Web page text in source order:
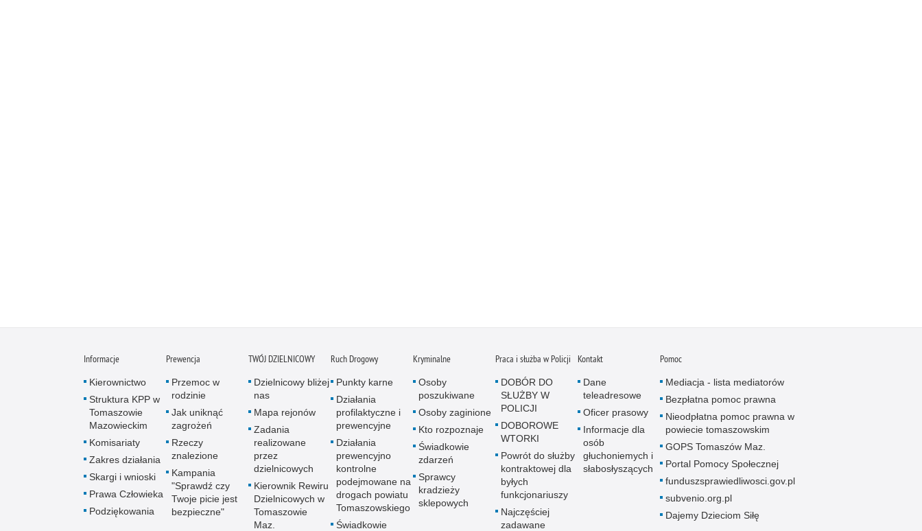
Informacje
Kierownictwo
Struktura KPP w
Tomaszowie
Mazowieckim
Komisariaty
Zakres działania
Skargi i wnioski
Prawa Człowieka
Podziękowania
Prewencja
Przemoc w
rodzinie
Jak uniknąć
zagrożeń
Rzeczy
znalezione
Kampania
"Sprawdź czy
Twoje picie jest
bezpieczne"
TWÓJ DZIELNICOWY
Dzielnicowy bliżej
nas
Mapa rejonów
Zadania
realizowane
przez
dzielnicowych
Kierownik Rewiru
Dzielnicowych w
Tomaszowie
Maz.
Ruch Drogowy
Punkty karne
Działania
profilaktyczne i
prewencyjne
Działania
prewencyjno
kontrolne
podejmowane na
drogach powiatu
Tomaszowskiego
Świadkowie
Kryminalne
Osoby
poszukiwane
Osoby zaginione
Kto rozpoznaje
Świadkowie
zdarzeń
Sprawcy
kradzieży
sklepowych
Praca i służba w Policji
DOBÓR DO
SŁUŻBY W
POLICJI
DOBOROWE
WTORKI
Powrót do służby
kontraktowej dla
byłych
funkcjonariuszy
Najczęściej
zadawane
Kontakt
Dane
teleadresowe
Oficer prasowy
Informacje dla
osób
głuchoniemych i
słabosłyszących
Pomoc
Mediacja - lista mediatorów
Bezpłatna pomoc prawna
Nieodpłatna pomoc prawna w
powiecie tomaszowskim
GOPS Tomaszów Maz.
Portal Pomocy Społecznej
funduszsprawiedliwosci.gov.pl
subvenio.org.pl
Dajemy Dzieciom Siłę